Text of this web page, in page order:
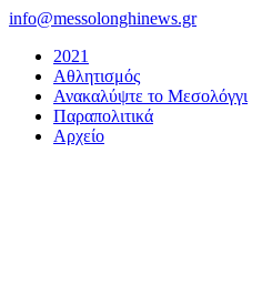
Μετάβαση
περιεχόμενο
info@messolonghinews.gr
2021
Αθλητισμός
Ανακαλύψτε το Μεσολόγγι
Παραπολιτικά
Αρχείο